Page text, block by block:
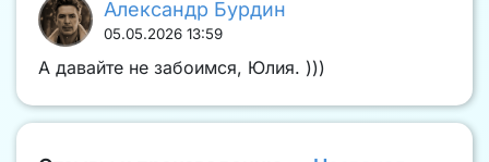
Александр Бурдин
05.05.2026 13:59
А давайте не забоимся, Юлия. )))